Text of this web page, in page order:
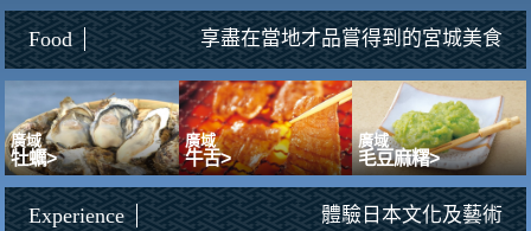
Food 享盡在當地才品嘗得到的宮城美食
廣域
牡蠣>
廣域
牛舌>
廣域
毛豆麻糬>
Experience 體驗日本文化及藝術